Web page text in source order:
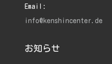
Email:
info@kenshincenter.de
お知らせ